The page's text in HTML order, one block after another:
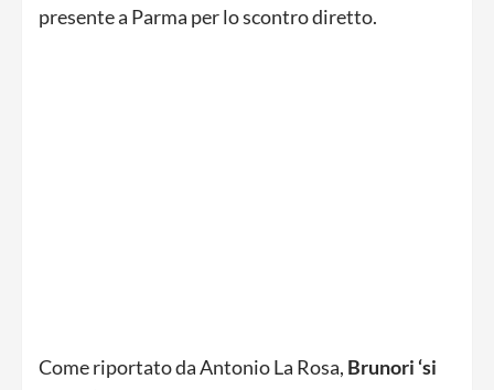
presente a Parma per lo scontro diretto.
Come riportato da Antonio La Rosa, Brunori ‘si